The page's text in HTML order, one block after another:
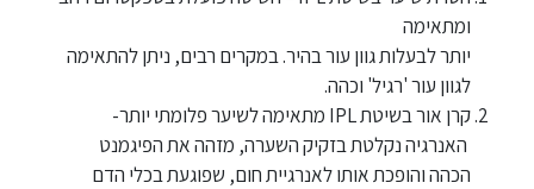
ומתאימה
יותר לבעלות גוון עור בהיר. במקרים רבים, ניתן להתאימה
לגוון עור 'רגיל' וכהה.
קרן אור בשיטת IPL מתאימה לשיער פלומתי יותר-
האנרגיה נקלטת בזקיק השערה, מזהה את הפיגמנט
הכהה והופכת אותו לאנרגיית חום, שפוגעת בכלי הדם